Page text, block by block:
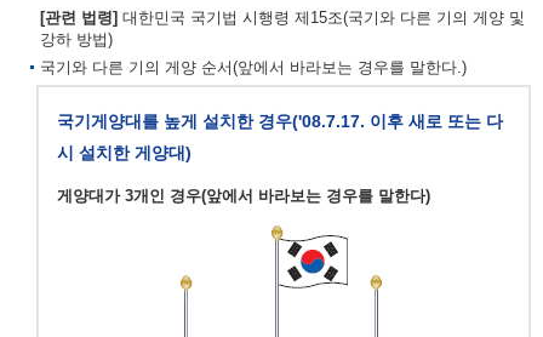
[관련 법령] 대한민국 국기법 시행령 제15조(국기와 다른 기의 게양 및
강하 방법)
국기와 다른 기의 게양 순서(앞에서 바라보는 경우를 말한다.)
국기게양대를 높게 설치한 경우('08.7.17. 이후 새로 또는 다
시 설치한 게양대)
게양대가 3개인 경우(앞에서 바라보는 경우를 말한다)